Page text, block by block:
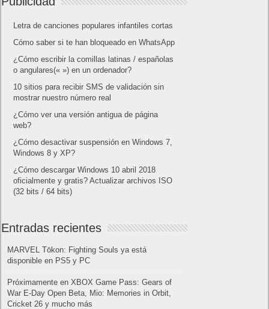
Letra de canciones populares infantiles cortas
Cómo saber si te han bloqueado en WhatsApp
¿Cómo escribir la comillas latinas / españolas
o angulares(« ») en un ordenador?
10 sitios para recibir SMS de validación sin
mostrar nuestro número real
¿Cómo ver una versión antigua de página
web?
¿Cómo desactivar suspensión en Windows 7,
Windows 8 y XP?
¿Cómo descargar Windows 10 abril 2018
oficialmente y gratis? Actualizar archivos ISO
(32 bits / 64 bits)
Entradas recientes
MARVEL Tōkon: Fighting Souls ya está
disponible en PS5 y PC
Próximamente en XBOX Game Pass: Gears of
War E-Day Open Beta, Mio: Memories in Orbit,
Cricket 26 y mucho más